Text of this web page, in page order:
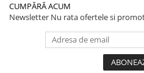
CUMPĂRĂ ACUM
Newsletter Nu rata ofertele si